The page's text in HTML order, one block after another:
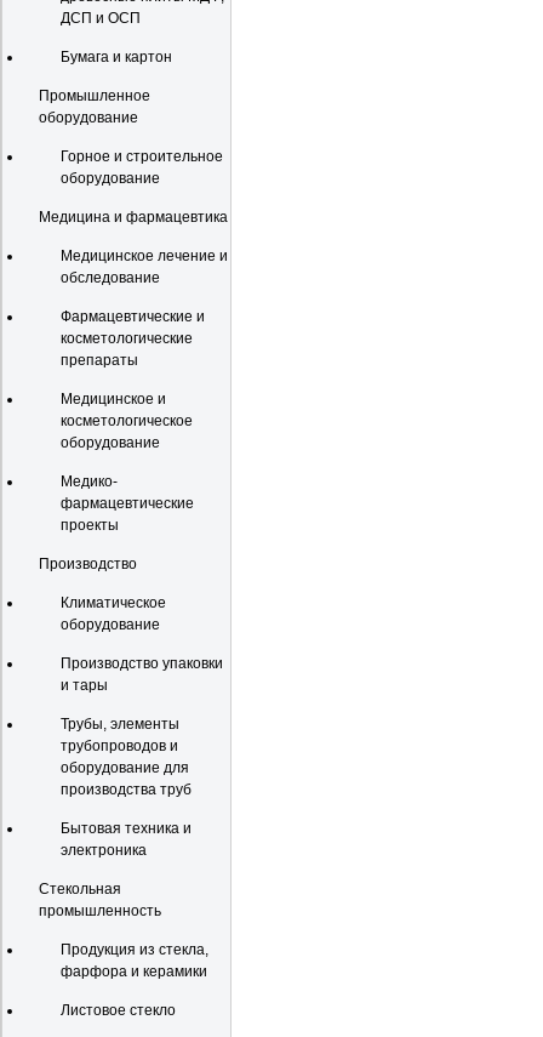
ДСП и ОСП
Бумага и картон
Промышленное
оборудование
Горное и строительное
оборудование
Медицина и фармацевтика
Медицинское лечение и
обследование
Фармацевтические и
косметологические
препараты
Медицинское и
косметологическое
оборудование
Медико-
фармацевтические
проекты
Производство
Климатическое
оборудование
Производство упаковки
и тары
Трубы, элементы
трубопроводов и
оборудование для
производства труб
Бытовая техника и
электроника
Стекольная
промышленность
Продукция из стекла,
фарфора и керамики
Листовое стекло